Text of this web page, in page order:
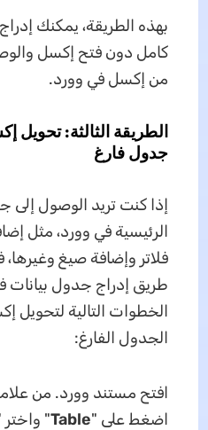
بهذه الطريقة، يمكنك
كامل دون فتح إكسل
من إكسل في وورد.
الطريقة الثالثة: تحويل
جدول فارغ
إذا كنت تريد الوصول
الرئيسية في وورد، مثل
فلاتر وإضافة صيغ
طريق إدراج جدول بيانات
الخطوات التالية لتحويل
الجدول الفارغ:
افتح مستند وورد. من
اضغط على "Table" واختر